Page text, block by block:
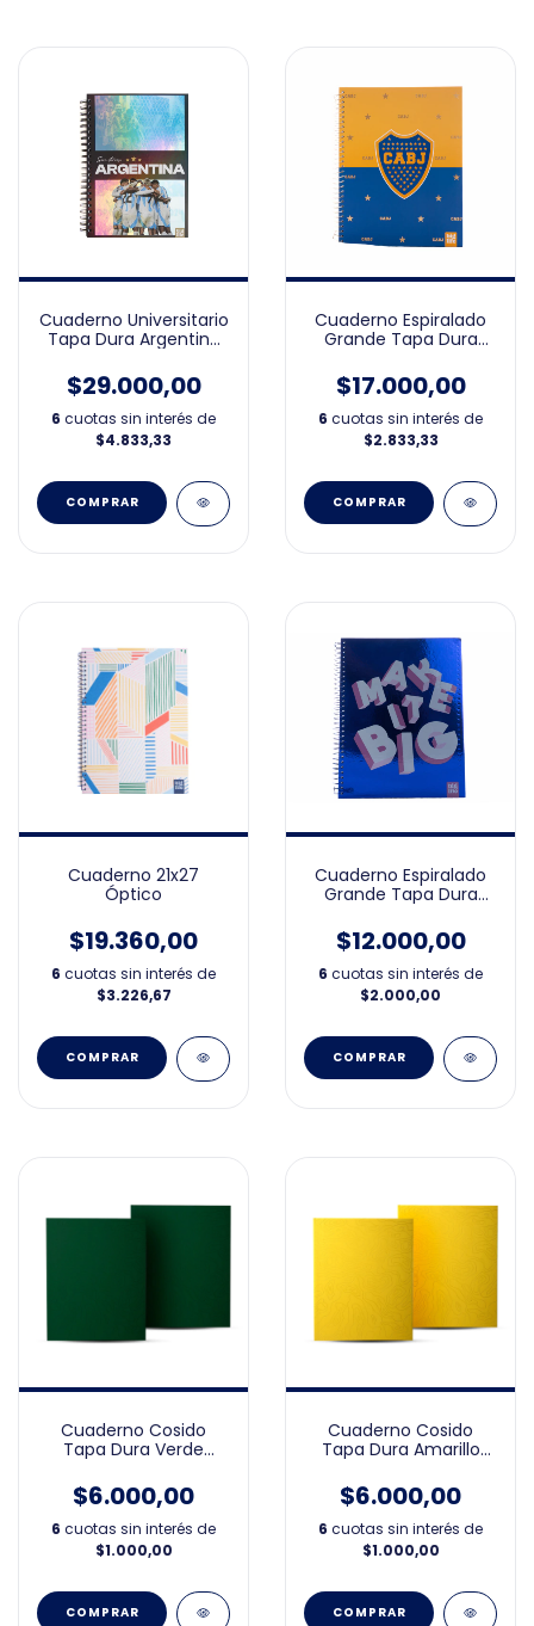
Cuaderno Universitario
Tapa Dura Argentina
$29.000,00
6 cuotas sin interés de
$4.833,33
Cuaderno Espiralado
Grande Tapa Dura
$17.000,00
6 cuotas sin interés de
$2.833,33
COMPRAR
Cuaderno 21x27
Óptico
$19.360,00
6 cuotas sin interés de
$3.226,67
Cuaderno Espiralado
Grande Tapa Dura
$12.000,00
6 cuotas sin interés de
$2.000,00
COMPRAR
Cuaderno Cosido
Tapa Dura Verde
$6.000,00
6 cuotas sin interés de
$1.000,00
Cuaderno Cosido
Tapa Dura Amarillo
$6.000,00
6 cuotas sin interés de
$1.000,00